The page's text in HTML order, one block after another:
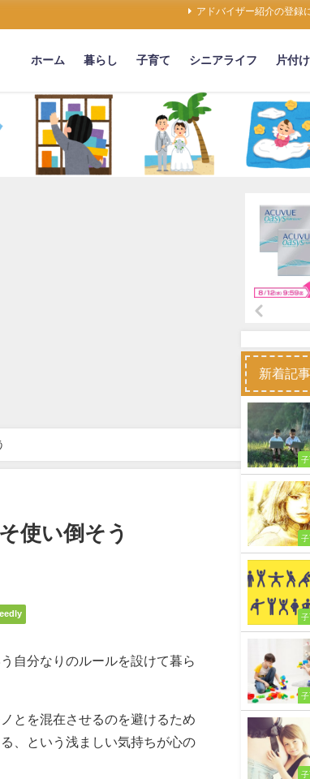
アドバイザー紹介の登録
ホーム 暮らし 子育て シニアライフ 片付
使い倒そう
自分なりのルールを設けて暮ら
とを混在させるのを避けるため
、という浅ましい気持ちが心の
新着記事
子
子
子
子
子